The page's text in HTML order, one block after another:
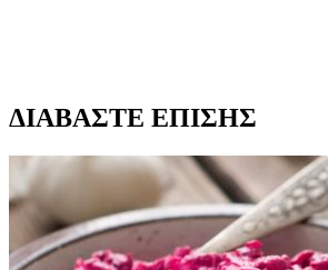
ΔΙΑΒΑΣΤΕ ΕΠΙΣΗΣ